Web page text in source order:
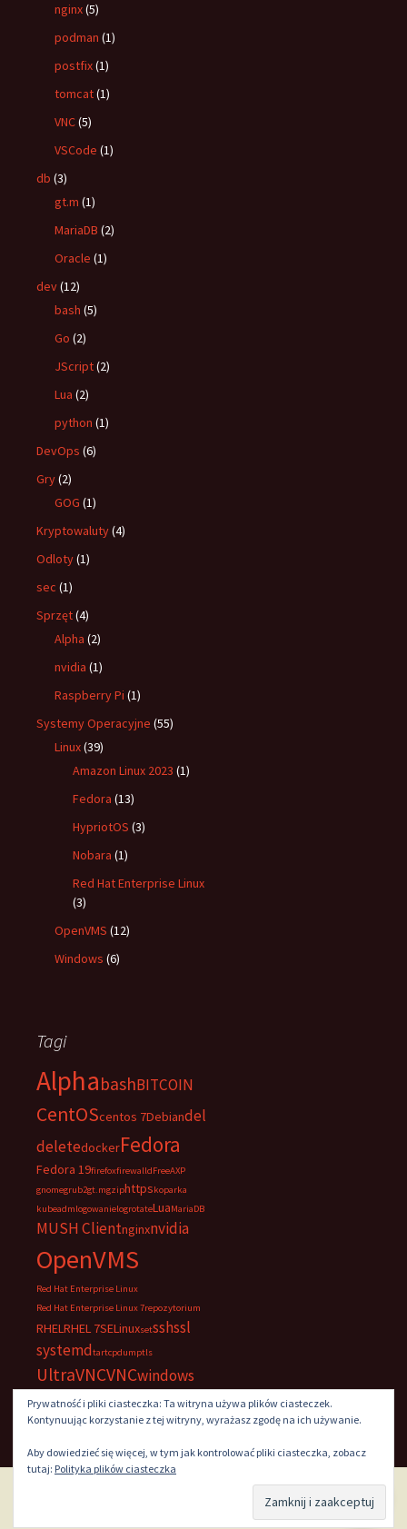
nginx(5)
podman (1)
postfix(1)
tomcat(1)
VNC(5)
VSCode (1)
db (3)
gt.m (1)
MariaDB (2)
Oracle (1)
dev(12)
bash (5)
Go (2)
JScript(2)
Lua (2)
python (1)
DevOps (6)
Gry(2)
GOG (1)
Kryptowaluty(4)
Odloty(1)
sec (1)
Sprzęt(4)
Alpha (2)
nvidia (1)
Raspberry Pi (1)
Systemy Operacyjne (55)
Linux(39)
Amazon Linux 2023 (1)
Fedora (13)
HypriotOS (3)
Nobara (1)
Red Hat Enterprise Linux
(3)
OpenVMS (12)
Windows (6)
Tagi
AlphabashBITCOIN
CentOScentos 7Debiandel
deletedockerFedora
Fedora 19firefoxfirewalldFreeAXP
gnomegrub2gt.mgziphttpskoparka
kubeadmlogowanielogrotateLuaMariaDB
MUSH Clientnginxnvidia
OpenVMS
Red Hat Enterprise Linux
Red Hat Enterprise Linux 7repozytorium
RHELRHEL 7SELinuxsetsshssl
systemdtartcpdumptls
UltraVNCVNCwindows
Prywatność i pliki ciasteczka: Ta witryna używa plików ciasteczek.
Kontynuując korzystanie z tej witryny, wyrażasz zgodę na ich używanie.
Aby dowiedzieć się więcej, w tym jak kontrolować pliki ciasteczka, zobacz
tutaj: Polityka plików ciasteczka